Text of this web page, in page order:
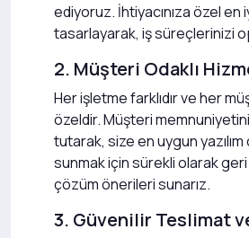
ediyoruz. İhtiyacınıza özel en
tasarlayarak, iş süreçlerinizi
2. Müşteri Odaklı
Her işletme farklıdır ve her
özeldir. Müşteri
tutarak, size en uygun
sunmak için sürekli olarak geri
çözüm önerileri sunarız.
3. Güvenilir Teslimat